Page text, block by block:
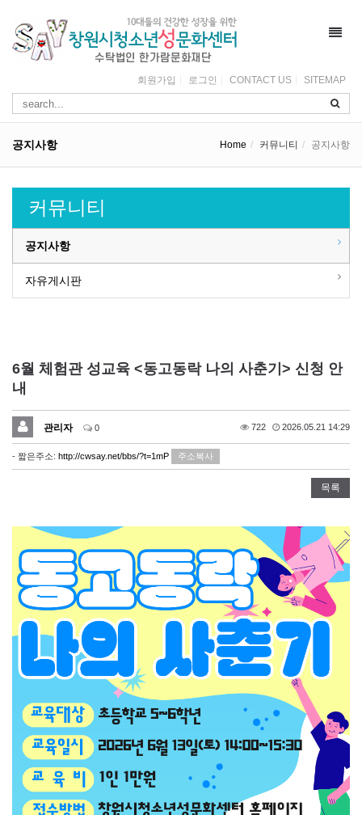
회원가입 로그인 CONTACT US SITEMAP
공지사항 Home 커뮤니티 공지사항
커뮤니티
공지사항
자유게시판
6월 체험관 성교육 <동고동락 나의 사춘기> 신청 안
내
관리자 0 722 2026.05.21 14:29
- 짧은주소: http://cwsay.net/bbs/?t=1mP 주소복사
목록